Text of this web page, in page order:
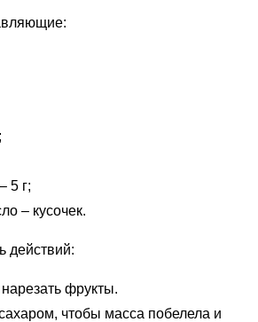
5 г;
– кусочек.
действий:
фрукты.
чтобы масса побелела и